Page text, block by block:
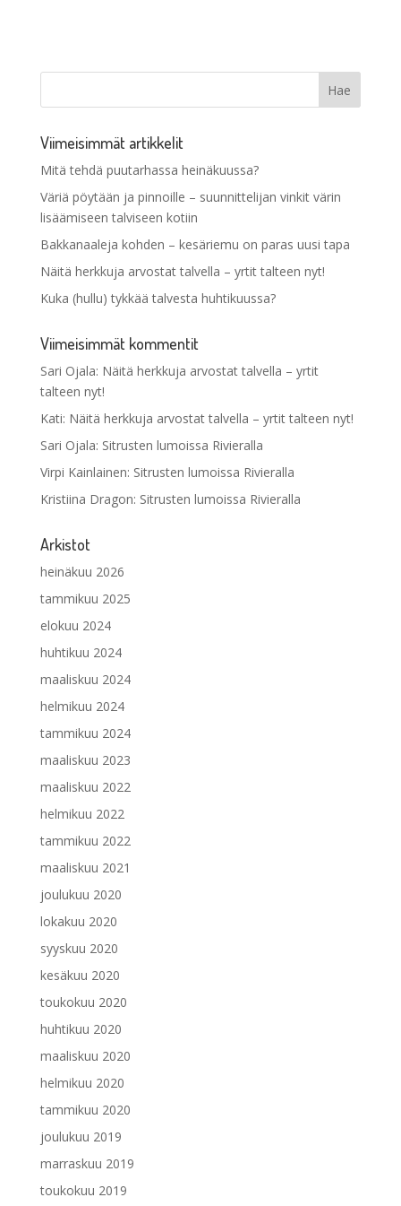
Viimeisimmät artikkelit
Mitä tehdä puutarhassa heinäkuussa?
Väriä pöytään ja pinnoille – suunnittelijan vinkit värin
lisäämiseen talviseen kotiin
Bakkanaaleja kohden – kesäriemu on paras uusi tapa
Näitä herkkuja arvostat talvella – yrtit talteen nyt!
Kuka (hullu) tykkää talvesta huhtikuussa?
Viimeisimmät kommentit
Sari Ojala: Näitä herkkuja arvostat talvella – yrtit
talteen nyt!
Kati: Näitä herkkuja arvostat talvella – yrtit talteen nyt!
Sari Ojala: Sitrusten lumoissa Rivieralla
Virpi Kainlainen: Sitrusten lumoissa Rivieralla
Kristiina Dragon: Sitrusten lumoissa Rivieralla
Arkistot
heinäkuu 2026
tammikuu 2025
elokuu 2024
huhtikuu 2024
maaliskuu 2024
helmikuu 2024
tammikuu 2024
maaliskuu 2023
maaliskuu 2022
helmikuu 2022
tammikuu 2022
maaliskuu 2021
joulukuu 2020
lokakuu 2020
syyskuu 2020
kesäkuu 2020
toukokuu 2020
huhtikuu 2020
maaliskuu 2020
helmikuu 2020
tammikuu 2020
joulukuu 2019
marraskuu 2019
toukokuu 2019